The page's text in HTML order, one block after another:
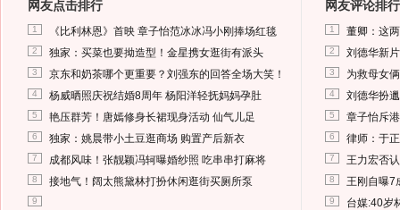
网友点击排行
1 《比利林恩》首映 章子怡范冰冰冯小刚捧场红毯
2 独家：买菜也要拗造型！金星携女逛街有派头
3 京东和奶茶哪个更重要？刘强东的回答全场大笑！
4 杨威晒照庆祝结婚8周年 杨阳洋轻抚妈妈孕肚
5 艳压群芳！唐嫣修身长裙现身活动 仙气儿足
6 独家：姚晨带小土豆逛商场 购置产后新衣
7 成都风味！张靓颖冯轲曝婚纱照 吃串串打麻将
8 接地气！阔太熊黛林打扮休闲逛街买厕所泵
9
网友评论排行
1 董卿：这
2 刘德华新
3 为救母女
4 刘德华扮
5 章子怡斥
6 律师：于
7 王力宏否
8 王刚自曝7
9 台媒:40岁